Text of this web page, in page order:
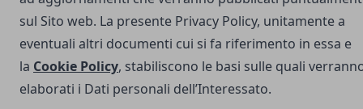
sul Sito web. La presente Privacy Policy, unitamente a
eventuali altri documenti cui si fa riferimento in essa e
la Cookie Policy, stabiliscono le basi sulle quali
elaborati i Dati personali dell’Interessato.